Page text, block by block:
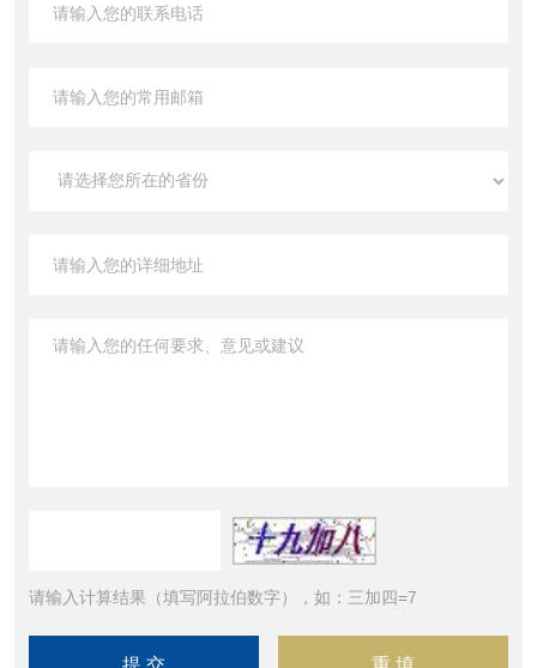
请输入计算结果（填写阿拉伯数字），如：三加四=7